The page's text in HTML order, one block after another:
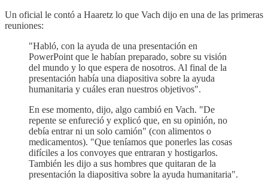
Un oficial le contó a Haaretz lo que Vach dijo en una de las primeras
reuniones:
"Habló, con la ayuda de una presentación en
PowerPoint que le habían preparado, sobre su visión
del mundo y lo que espera de nosotros. Al final de la
presentación había una diapositiva sobre la ayuda
humanitaria y cuáles eran nuestros objetivos".
En ese momento, dijo, algo cambió en Vach. "De
repente se enfureció y explicó que, en su opinión, no
debía entrar ni un solo camión" (con alimentos o
medicamentos). "Que teníamos que ponerles las cosas
difíciles a los convoyes que entraran y hostigarlos.
También les dijo a sus hombres que quitaran de la
presentación la diapositiva sobre la ayuda humanitaria".